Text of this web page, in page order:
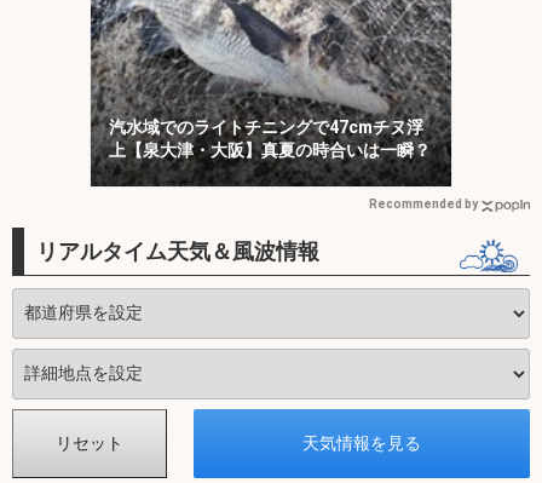
汽水域でのライトチニングで47cmチヌ浮
上【泉大津・大阪】真夏の時合いは一瞬？
Recommended by
リアルタイム天気＆風波情報